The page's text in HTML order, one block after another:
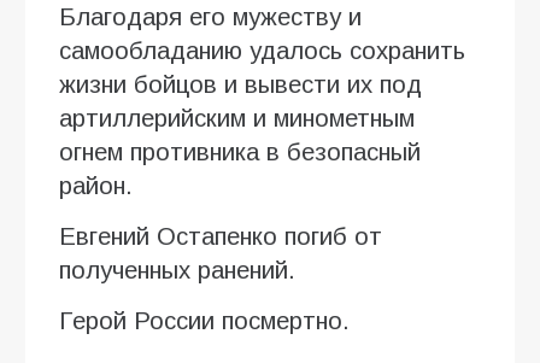
Благодаря его мужеству и
самообладанию удалось сохранить
жизни бойцов и вывести их под
артиллерийским и минометным
огнем противника в безопасный
район.
Евгений Остапенко погиб от
полученных ранений.
Герой России посмертно.